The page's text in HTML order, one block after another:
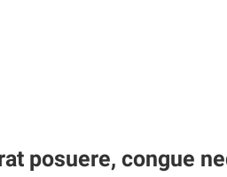
posuere, congue